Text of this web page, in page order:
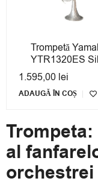
Trompetă
YTR1320ES
- Second Hand
Garanție
1.595,00 lei
ADAUGĂ ÎN COȘ
al